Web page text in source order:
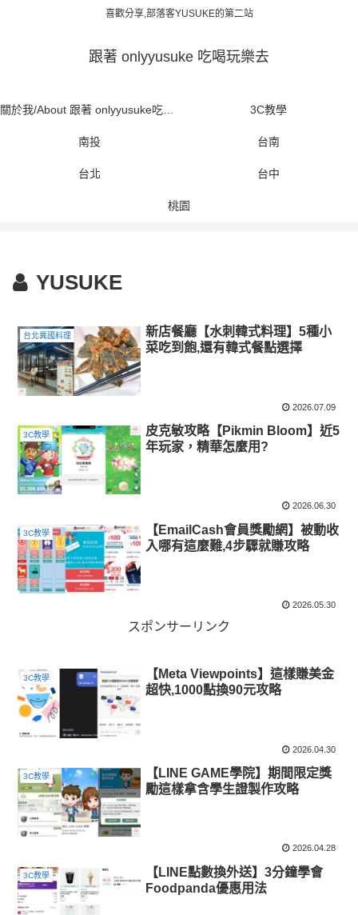
喜歡分享,部落客YUSUKE的第二站
跟著 onlyyusuke 吃喝玩樂去
關於我/About 跟著 onlyyusuke吃喝玩樂去 3C教學
南投 台南
台北 台中
桃園
YUSUKE
台北異國料理
新店餐廳【水刺韓式料理】5種小
菜吃到飽,還有韓式餐點選擇
2026.07.09
3C教學
皮克敏攻略【Pikmin Bloom】近5
年玩家，精華怎麼用?
2026.06.30
3C教學
【EmailCash會員獎勵網】被動收
入哪有這麼難,4步驟就賺攻略
2026.05.30
スポンサーリンク
3C教學
【Meta Viewpoints】這樣賺美金
超快,1000點換90元攻略
2026.04.30
3C教學
【LINE GAME學院】期間限定獎
勵這樣拿含學生證製作攻略
2026.04.28
3C教學
【LINE點數換外送】3分鐘學會
Foodpanda優惠用法